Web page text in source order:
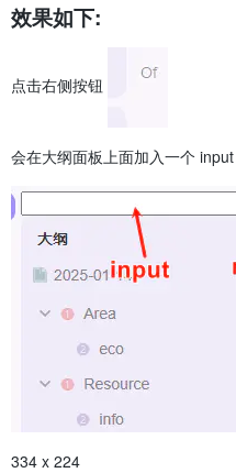
效果如下:
点击右侧按钮
会在大纲面板上面加入一个
334 x 224